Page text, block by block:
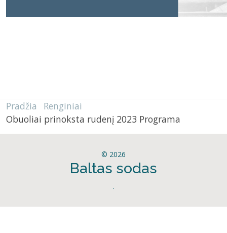
Pradžia
Renginiai
Obuoliai prinoksta rudenį 2023 Programa
© 2026
Baltas sodas
.